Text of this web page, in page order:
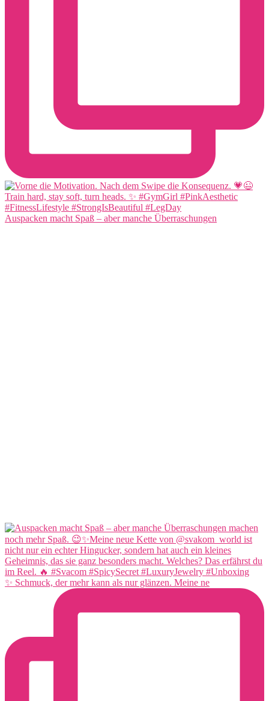
Auspacken macht Spaß – aber manche Überraschungen
✨ Schmuck, der mehr kann als nur glänzen. Meine ne